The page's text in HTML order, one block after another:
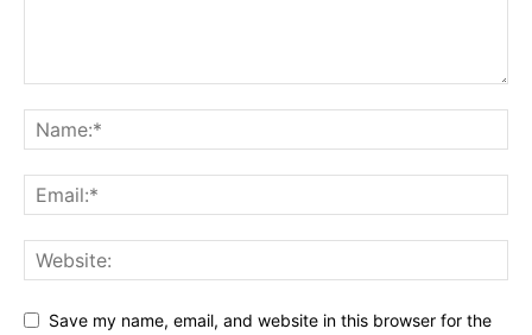
Save my name, email, and website in this browser for the